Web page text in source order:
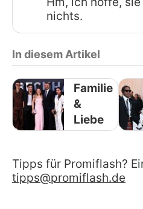
nichts.
In diesem Artikel
Familie
&
Liebe
Tipps für Promiflash?
tipps@promiflash.de